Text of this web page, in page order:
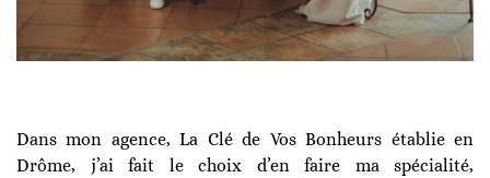
Dans mon agence, La Clé de Vos Bonheurs établie en
Drôme, j’ai fait le choix d’en faire ma spécialité,